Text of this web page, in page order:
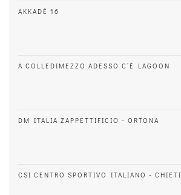
AKKADÈ 16
A COLLEDIMEZZO ADESSO C’È LAGOON
DM ITALIA ZAPPETTIFICIO - ORTONA
CSI CENTRO SPORTIVO ITALIANO - CHIETI